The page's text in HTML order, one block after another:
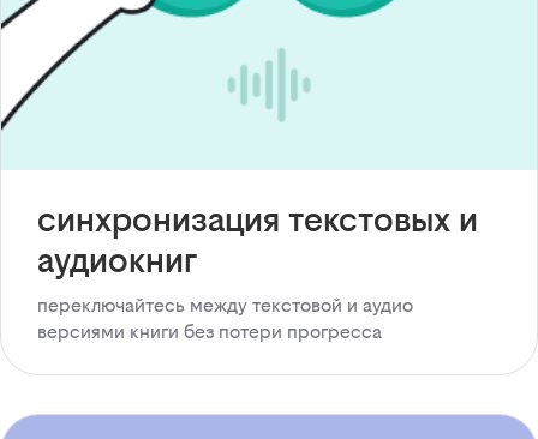
синхронизация текстовых и
аудиокниг
переключайтесь между текстовой и аудио
версиями книги без потери прогресса